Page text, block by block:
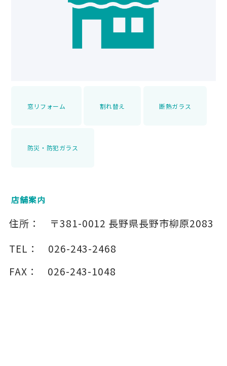
窓リフォーム 割れ替え 断熱ガラス
防災・防犯ガラス
店舗案内
住所： 〒381-0012 長野県長野市柳原2083
TEL：
026-243-2468
FAX：
026-243-1048